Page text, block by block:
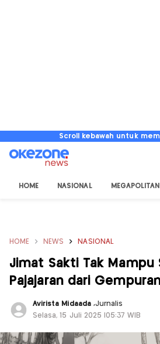
Scroll kebawah untuk
HOME NASIONAL MEGAPOLITAN
HOME NEWS NASIONAL
Jimat Sakti Tak Mampu
Pajajaran dari
Avirista Midaada ,Jurnalis
Selasa, 15 Juli 2025 |05:37 WIB